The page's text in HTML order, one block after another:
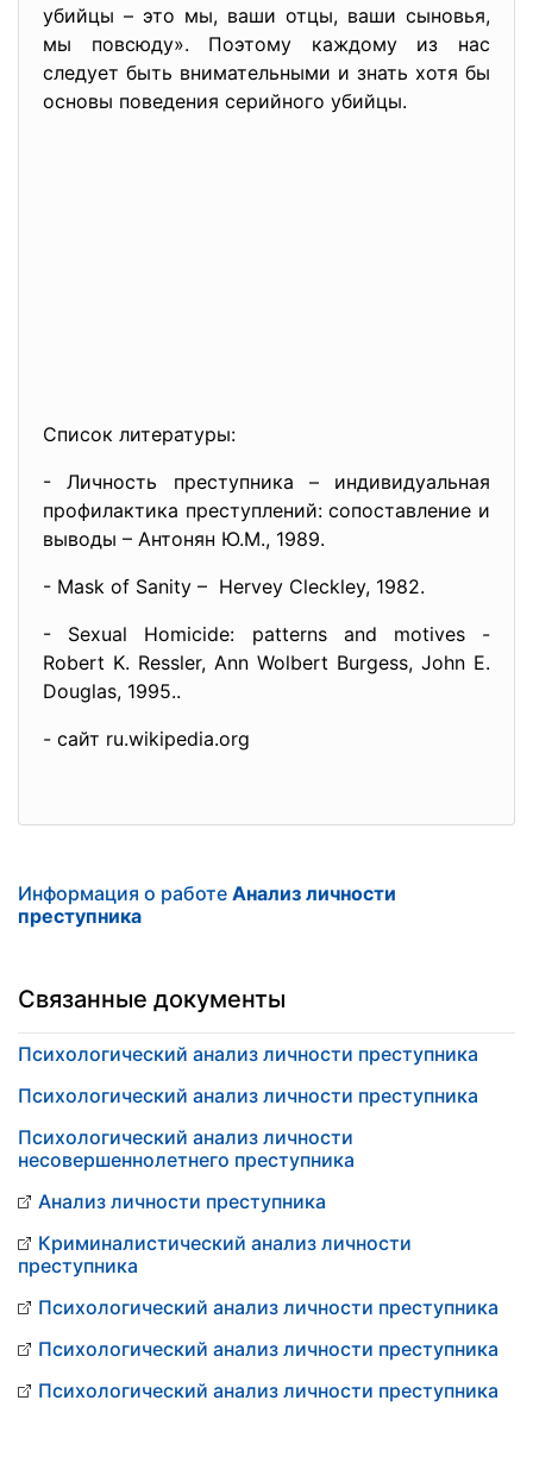
убийцы – это мы, ваши отцы, ваши сыновья,
мы повсюду». Поэтому каждому из нас
следует быть внимательными и знать хотя бы
основы поведения серийного убийцы.
Список литературы:
- Личность преступника – индивидуальная
профилактика преступлений: сопоставление и
выводы – Антонян Ю.М., 1989.
- Mask of Sanity – Hervey Cleckley, 1982.
- Sexual Homicide: patterns and motives -
Robert K. Ressler, Ann Wolbert Burgess, John E.
Douglas, 1995..
- сайт ru.wikipedia.org
Информация о работе Анализ личности
преступника
Связанные документы
Психологический анализ личности преступника
Психологический анализ личности преступника
Психологический анализ личности
несовершеннолетнего преступника
Анализ личности преступника
Криминалистический анализ личности
преступника
Психологический анализ личности преступника
Психологический анализ личности преступника
Психологический анализ личности преступника